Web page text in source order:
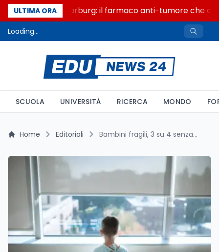
ULTIMA ORA
Un secolo di Warburg: il farmaco anti-tumore che
Loading...
SCUOLA UNIVERSITÀ RICERCA MONDO
Home Editoriali Bambini fragili, 3 su 4 senza cure palliative pediatriche